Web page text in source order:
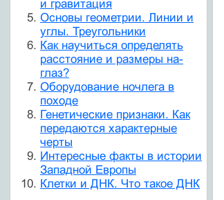
и гравитация
Основы геометрии. Линии и
углы. Треугольники
Как научиться определять
расстояние и размеры на-
глаз?
Оборудование ночлега в
походе
Генетические признаки. Как
передаются характерные
черты
Интересные факты в истории
Западной Европы
Клетки и ДНК. Что такое ДНК